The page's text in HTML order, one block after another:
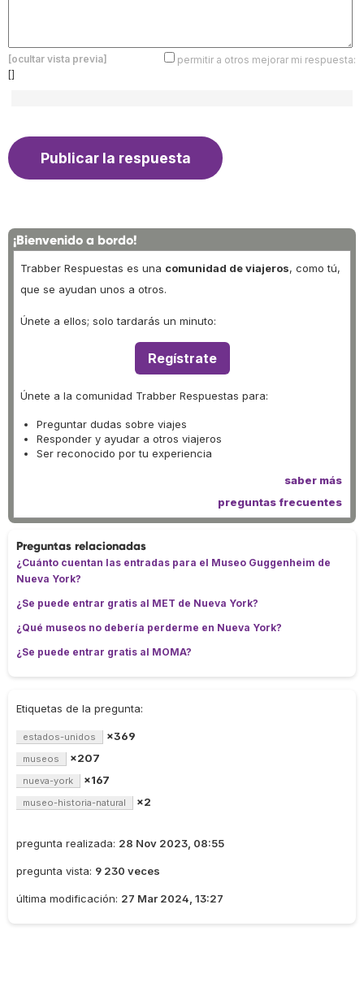
[ocultar vista previa]
permitir a otros mejorar mi respuesta:
[]
¡Bienvenido a bordo!
Trabber Respuestas es una comunidad de viajeros, como tú,
que se ayudan unos a otros.
Únete a ellos; solo tardarás un minuto:
Regístrate
Únete a la comunidad Trabber Respuestas para:
Preguntar dudas sobre viajes
Responder y ayudar a otros viajeros
Ser reconocido por tu experiencia
saber más
preguntas frecuentes
Preguntas relacionadas
¿Cuánto cuentan las entradas para el Museo Guggenheim de
Nueva York?
¿Se puede entrar gratis al MET de Nueva York?
¿Qué museos no debería perderme en Nueva York?
¿Se puede entrar gratis al MOMA?
Etiquetas de la pregunta:
estados-unidos ×369
museos ×207
nueva-york ×167
museo-historia-natural ×2
pregunta realizada: 28 Nov 2023, 08:55
pregunta vista: 9 230 veces
última modificación: 27 Mar 2024, 13:27